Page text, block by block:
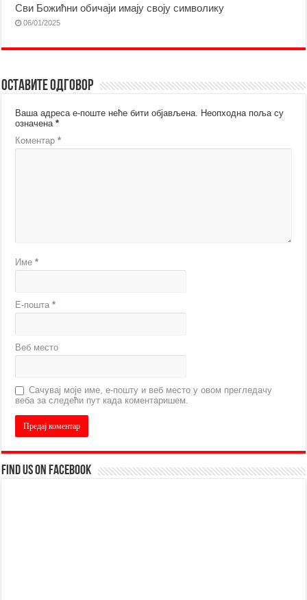
Сви Божићни обичаји имају своју символику
06/01/2025
Оставите одговор
Ваша адреса е-поште неће бити објављена. Неопходна поља су
означена*
Коментар*
Име*
Е-пошта*
Веб место
Сачувај моје име, е-пошту и веб место у овом прегледачу
веба за следећи пут када коментаришем.
Find us on Facebook